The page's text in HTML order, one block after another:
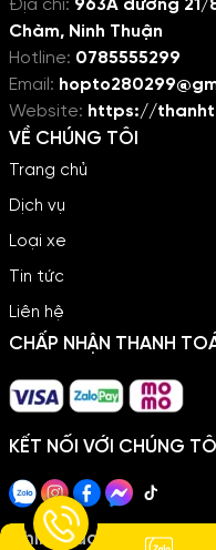
Địa chỉ: 963A đường 21/
Chàm, Ninh Thuận
Hotline: 0785555299
Email:
Website: https://
VỀ CHÚNG TÔI
Trang chủ
Dịch vụ
Loại xe
Tin tức
Liên hệ
CHẤP NHẬN THANH
KẾT NỐI VỚI CHÚNG TÔI
Chính sách